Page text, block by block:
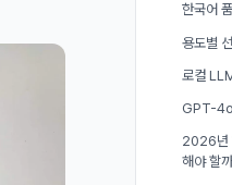
한국어
용도별
로컬
GPT-
2026년
해야 할까